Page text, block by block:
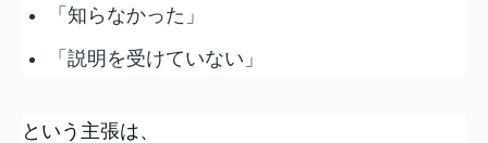
「知らなかった」
「説明を受けていない」
という主張は、